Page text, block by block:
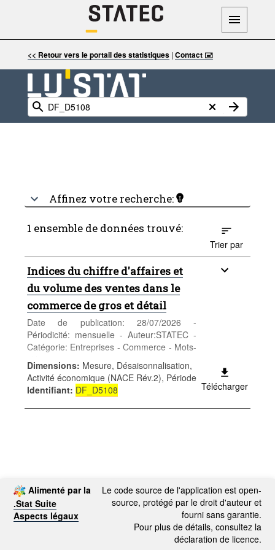
<< Retour vers le portail des statistiques| Contact 🖃
Affinez votre recherche:
1 ensemble de données trouvé:
Trier par
Indices du chiffre d'affaires et
du volume des ventes dans le
commerce de gros et détail
Date de publication: 28/07/2026 -
Périodicité: mensuelle - Auteur:STATEC -
Catégorie: Entreprises - Commerce - Mots-
clés: commerce
Dimensions: Mesure, Désaisonnalisation,
Activité économique (NACE Rév.2), Période
Identifiant: DF_D5108 Télécharger
Alimenté par la
.Stat Suite
Aspects légaux
Le code source de l'application est open-
source, protégé par le droit d'auteur et
fourni sans garantie.
Pour plus de détails, consultez la
déclaration de licence.